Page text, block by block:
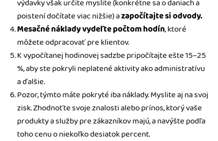
výdavky však určite myslite (konkrétne sa o daniach a
poistení dočítate viac nižšie) azapočítajte si odvody.
Mesačné náklady vydeľte počtom hodín, ktoré
môžete odpracovať pre klientov.
K vypočítanej hodinovej sadzbe pripočítajte ešte 15–25
%, aby ste pokryli neplatené aktivity ako administratívu
a ďalšie.
Pozor, týmto máte pokryté iba náklady. Myslite aj na svoj
zisk. Zhodnoťte svoje znalosti alebo prínos, ktorý vaše
produkty a služby pre zákazníkov majú, a navýšte podľa
toho cenu o niekoľko desiatok percent.